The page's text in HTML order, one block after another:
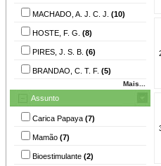
MACHADO, A. J. C. J. (10)
HOSTE, F. G. (8)
PIRES, J. S. B. (6)
BRANDAO, C. T. F. (5)
Mais...
Assunto
Carica Papaya (7)
Mamão (7)
Bioestimulante (2)